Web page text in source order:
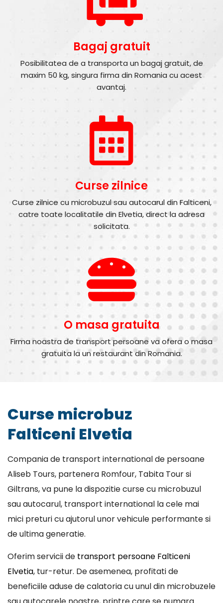
Bagaj gratuit
Posibilitatea de a transporta un bagaj gratuit, de
maxim 50 kg, singura firma din Romania cu acest
avantaj.
Curse zilnice
Curse zilnice cu microbuzul sau autocarul din Falticeni,
catre toate localitatile din Elvetia, direct la adresa
solicitata.
O masa gratuita
Firma noastra de transport persoane va ofera o masa
gratuita la un restaurant din Romania.
Curse microbuz
Falticeni Elvetia
Compania de transport international de persoane
Aliseb Tours, partenera Romfour, Tabita Tour si
Giltrans, va pune la dispozitie curse cu microbuzul
sau autocarul, transport international la cele mai
mici preturi cu ajutorul unor vehicule performante si
de ultima generatie.
Oferim servicii de transport persoane Falticeni
Elvetia, tur-retur. De asemenea, profitati de
beneficiile aduse de calatoria cu unul din microbuzele